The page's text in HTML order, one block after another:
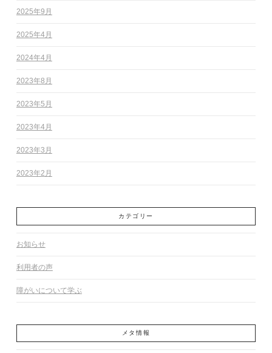
2025年9月
2025年4月
2024年4月
2023年8月
2023年5月
2023年4月
2023年3月
2023年2月
カテゴリー
お知らせ
利用者の声
障がいについて学ぶ
メタ情報